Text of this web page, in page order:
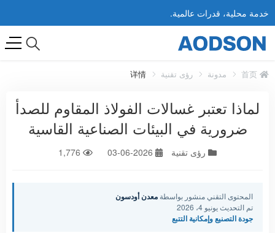
خدمة محلية، قدرات عالمية.
مدونة رؤى تقنية 详情
لماذا تعتبر غسالات الفولاذ المقاوم للصدأ
ضرورية في البيئات الصناعية القاسية
رؤى تقنية 2026-06-03
المحتوى التقني منشور بواسطة معدن أودسون
تم التحديث يونيو 4، 2026
جودة التصنيع وإمكانية التتبع